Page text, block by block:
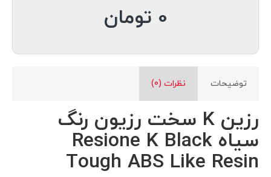
0 تومان
توضیحات نظرات (0)
رزین K سخت رزیون رنگ
سیاه Resione K Black
Tough ABS Like Resin